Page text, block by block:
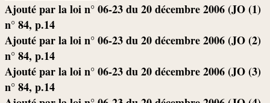
(1) Ajouté par la loi n° 06-23 du 20 décembre 2006 (JO
n° 84, p.14
(2) Ajouté par la loi n° 06-23 du 20 décembre 2006 (JO
n° 84, p.14
(3) Ajouté par la loi n° 06-23 du 20 décembre 2006 (JO
n° 84, p.14